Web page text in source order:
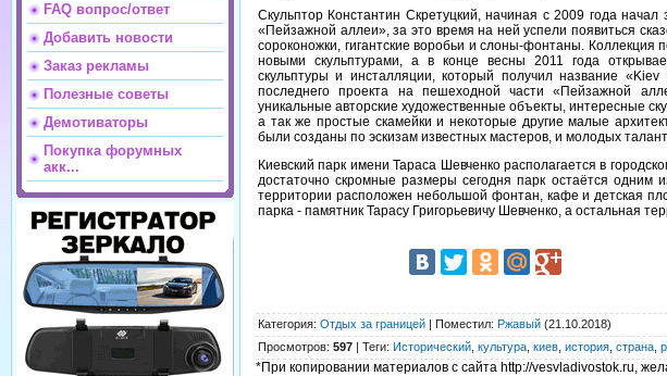
FAQ вопрос/ответ
Добавить новости
Заказ рекламы
Полезные советы
Демотиваторы
Покупка форумных
акк...
Скульптор Константин Скретуцкий, начиная с 2009 года
«Пейзажной аллеи», за это время на ней успели появиться
сороконожки, гигантские воробьи и слоны-фонтаны. Коллекция
новыми скульптурами, а в конце весны 2011 года
скульптуры и инсталляции, который получил название
последнего проекта на пешеходной части «Пейзажной
уникальные авторские художественные объекты, интересные
а так же простые скамейки и некоторые другие малые
были созданы по эскизам известных мастеров, и молодых
Киевский парк имени Тараса Шевченко располагается в
достаточно скромные размеры сегодня парк остаётся
территории расположен небольшой фонтан, кафе и детская
парка - памятник Тарасу Григорьевичу Шевченко, а остальная
Категория: Отдых за границей | Поместил: Ржавый (21.10.2018)
Просмотров: 597 | Теги: Исторический культура киев история страна
*При копировании материалов с сайта http://vesvladivostok.ru,